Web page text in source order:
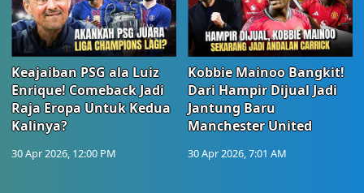
Keajaiban PSG ala Luiz
Enrique! Comeback Jadi
Raja Eropa Untuk Kedua
Kalinya?
30 Apr 2026, 12:00 PM
Kobbie Mainoo Bangkit!
Dari Hampir Dijual Jadi
Jantung Baru
Manchester United
30 Apr 2026, 7:01 AM